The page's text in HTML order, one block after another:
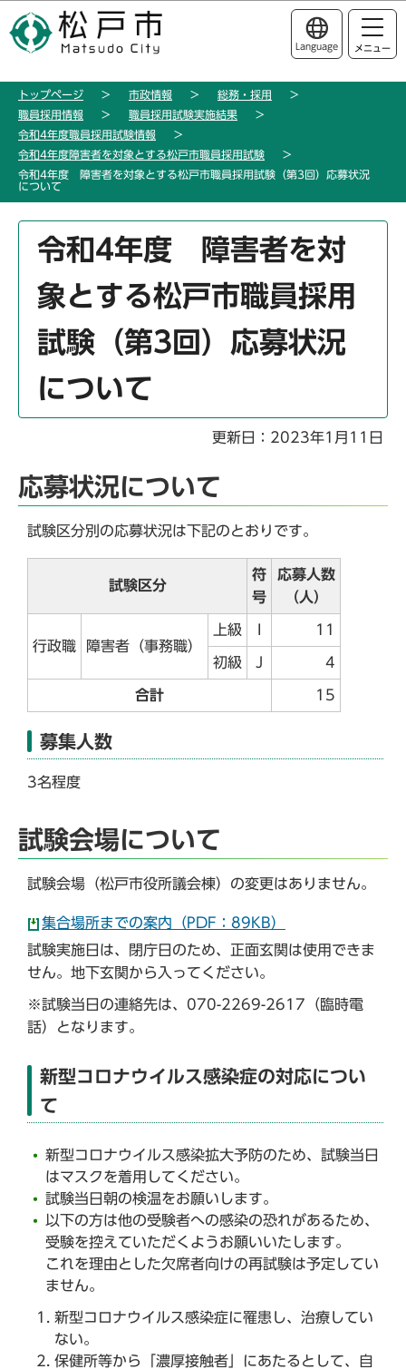
の
ー
このページの本文へ移動
Language メニュー
トップページ 市政情報
総務・採用
職員採用情報
職員採用試験実施結果
令和4年度職員採用試験情報
令和4年度障害者を対象とする松戸市職員採用試験
令和4年度 障害者を対象とする松戸市職員採用試験（第3回）応募状況
について
令和4年度 障害者を対
象とする松戸市職員採用
試験（第3回）応募状況
について
更新日：2023年1月11日
応募状況について
試験区分別の応募状況は下記のとおりです。
試験区分
符
号
応募人数
（人）
行政職 障害者（事務職）
上級 11
初級 J 4
合計 15
募集人数
3名程度
試験会場について
試験会場（松戸市役所議会棟）の変更はありません。
集合場所までの案内（PDF：89KB）
試験実施日は、閉庁日のため、正面玄関は使用できま
せん。地下玄関から入ってください。
※試験当日の連絡先は、070-2269-2617（臨時電
話）となります。
新型コロナウイルス感染症の対応につい
て
新型コロナウイルス感染拡大予防のため、試験当日
はマスクを着用してください。
試験当日朝の検温をお願いします。
以下の方は他の受験者への感染の恐れがあるため、
受験を控えていただくようお願いいたします。
これを理由とした欠席者向けの再試験は予定してい
ません。
新型コロナウイルス感染症に罹患し、治療してい
ない。
保健所等から「濃厚接触者」にあたるとして、自